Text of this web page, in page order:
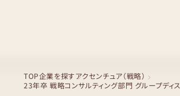
TOP企業を探すアクセンチュア（戦略）
23年卒 戦略コンサルティング部門 グループディ